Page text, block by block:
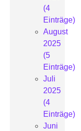
(4
Einträge)
August
2025
(5
Einträge)
Juli
2025
(4
Einträge)
Juni